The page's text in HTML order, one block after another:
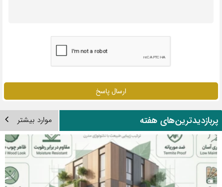
ارسال پاسخ
هفته موارد بیشتر